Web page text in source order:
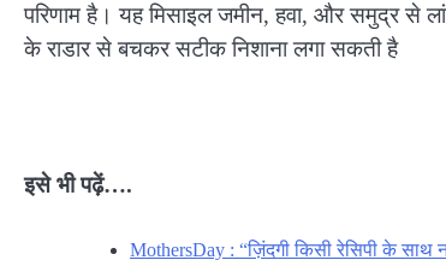
परिणाम है। यह मिसाइल जमीन, हवा, और समुद्र से
के राडार से बचकर सटीक निशाना लगा सकती है
इसे भी पढ़ें….
MothersDay : “ज़िंदगी किसी रेसिपी के